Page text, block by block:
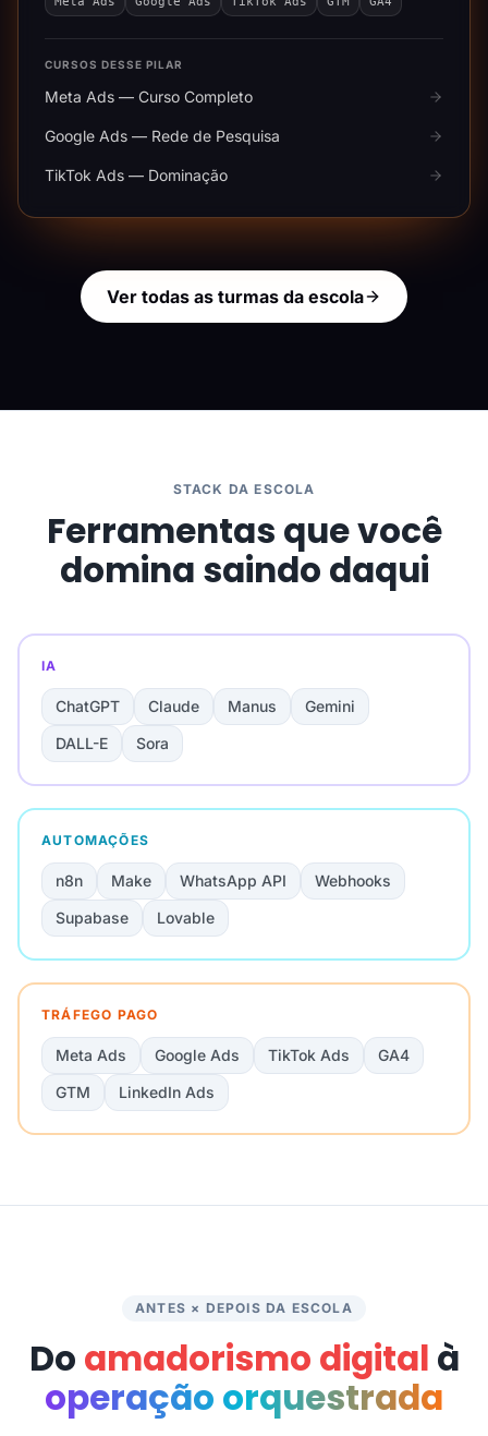
CURSOS DESSE PILAR
Meta Ads — Curso Completo
Google Ads — Rede de Pesquisa
TikTok Ads — Dominação
Ver todas as turmas da escola
STACK DA ESCOLA
Ferramentas que você
domina saindo daqui
IA
ChatGPT Claude Manus
Gemini
DALL-E
Sora
AUTOMAÇÕES
n8n Make WhatsApp API
Webhooks
Supabase
Lovable
TRÁFEGO PAGO
Meta Ads Google Ads TikTok Ads
GA4
GTM
LinkedIn Ads
ANTES × DEPOIS DA ESCOLA
Do amadorismo digital à
operação orquestrada